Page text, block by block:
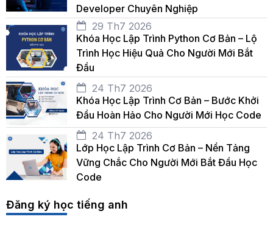
Developer Chuyên Nghiệp
29 Th7 2026
Khóa Học Lập Trình Python Cơ Bản – Lộ
Trình Học Hiệu Quả Cho Người Mới Bắt
Đầu
24 Th7 2026
Khóa Học Lập Trình Cơ Bản – Bước Khởi
Đầu Hoàn Hảo Cho Người Mới Học Code
24 Th7 2026
Lớp Học Lập Trình Cơ Bản – Nền Tảng
Vững Chắc Cho Người Mới Bắt Đầu Học
Code
Đăng ký học tiếng anh